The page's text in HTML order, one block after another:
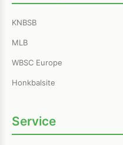
KNBSB
MLB
WBSC Europe
Honkbalsite
Service